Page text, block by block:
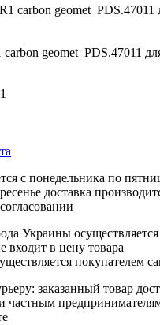
geomet PDS.47011
с понедельника по
доставка
Украины
входит в цену товара
покупателем
заказанный товар
предпринимателям